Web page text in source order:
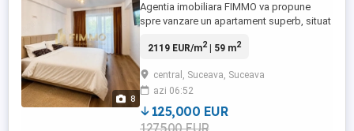
8
Agentia imobiliara FIMMO va propune
spre vanzare un apartament superb, situat
Marasesti, la etajul 1 din 8. Acesta este
si sanitare, pana la centrala termica pe
gaz, noua, fiind amenajat cu gust si
realizat cu atentie ...
2119 EUR/m2| 59 m2
central, Suceava, Suceava
azi 06:52
125,000 EUR
127,500 EUR